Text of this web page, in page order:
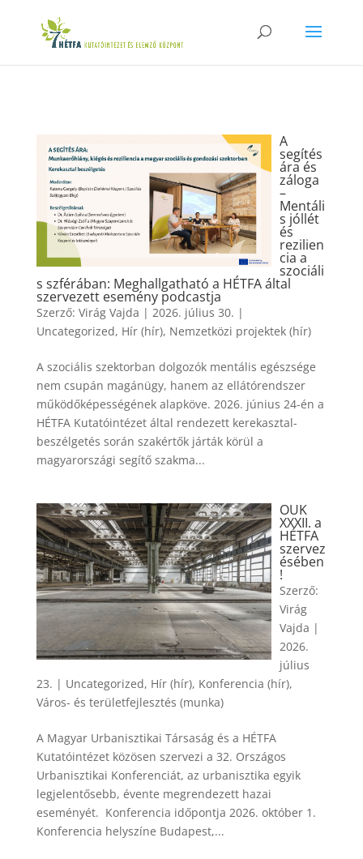
A
segítés
ára és
záloga
–
Mentáli
s jóllét
és
rezilien
cia a
szociáli
s szférában: Meghallgatható a HÉTFA által
szervezett esemény podcastja
Szerző: Virág Vajda | 2026. július 30. |
Uncategorized, Hír (hír), Nemzetközi projektek (hír)
A szociális szektorban dolgozók mentális egészsége
nem csupán magánügy, hanem az ellátórendszer
működőképességének alapköve. 2026. június 24-én a
HÉTFA Kutatóintézet által rendezett kerekasztal-
beszélgetés során szakértők járták körül a
magyarországi segítő szakma...
OUK
XXXII. a
HÉTFA
szervez
ésében
!
Szerző:
Virág
Vajda |
2026.
július
23. | Uncategorized, Hír (hír), Konferencia (hír),
Város- és területfejlesztés (munka)
A Magyar Urbanisztikai Társaság és a HÉTFA
Kutatóintézet közösen szervezi a 32. Országos
Urbanisztikai Konferenciát, az urbanisztika egyik
legjelentősebb, évente megrendezett hazai
eseményét. Konferencia időpontja 2026. október 1.
Konferencia helyszíne Budapest,...